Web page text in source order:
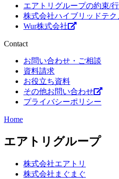
エアトリグループの約束/
株式会社ハイブリッドテ
Wur株式会社
Contact
お問い合わせ・ご相談
資料請求
お役立ち資料
その他お問い合わせ
プライバシーポリシー
Home
エアトリグループ
株式会社エアトリ
株式会社まぐまぐ